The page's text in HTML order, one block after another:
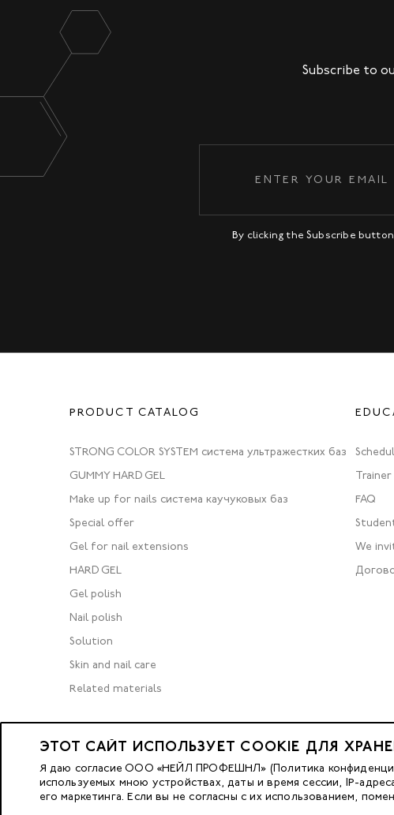
Subscribe to
By clicking the Subscribe
PRODUCT CATALOG
STRONG COLOR SYSTEM система ультражестких баз
GUMMY HARD GEL
Make up for nails система каучуковых баз
Special offer
Gel for nail extensions
HARD GEL
Gel polish
Nail polish
Solution
Skin and nail care
Related materials
Trainer
FAQ
We
© 2023 Nano Prof
ЭТОТ САЙТ ИСПОЛЬЗУЕТ COOKIE ДЛЯ
Я даю согласие ООО «НЕЙЛ ПРОФЕШНЛ» (Политика
используемых мною устройствах, даты и время сессии, IP-
его маркетинга. Если вы не согласны с их использованием,